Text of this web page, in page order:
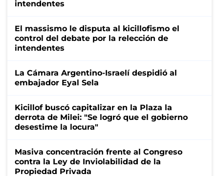
intendentes
El massismo le disputa al kicillofismo el
control del debate por la relección de
intendentes
La Cámara Argentino-Israelí despidió al
embajador Eyal Sela
Kicillof buscó capitalizar en la Plaza la
derrota de Milei: "Se logró que el gobierno
desestime la locura"
Masiva concentración frente al Congreso
contra la Ley de Inviolabilidad de la
Propiedad Privada